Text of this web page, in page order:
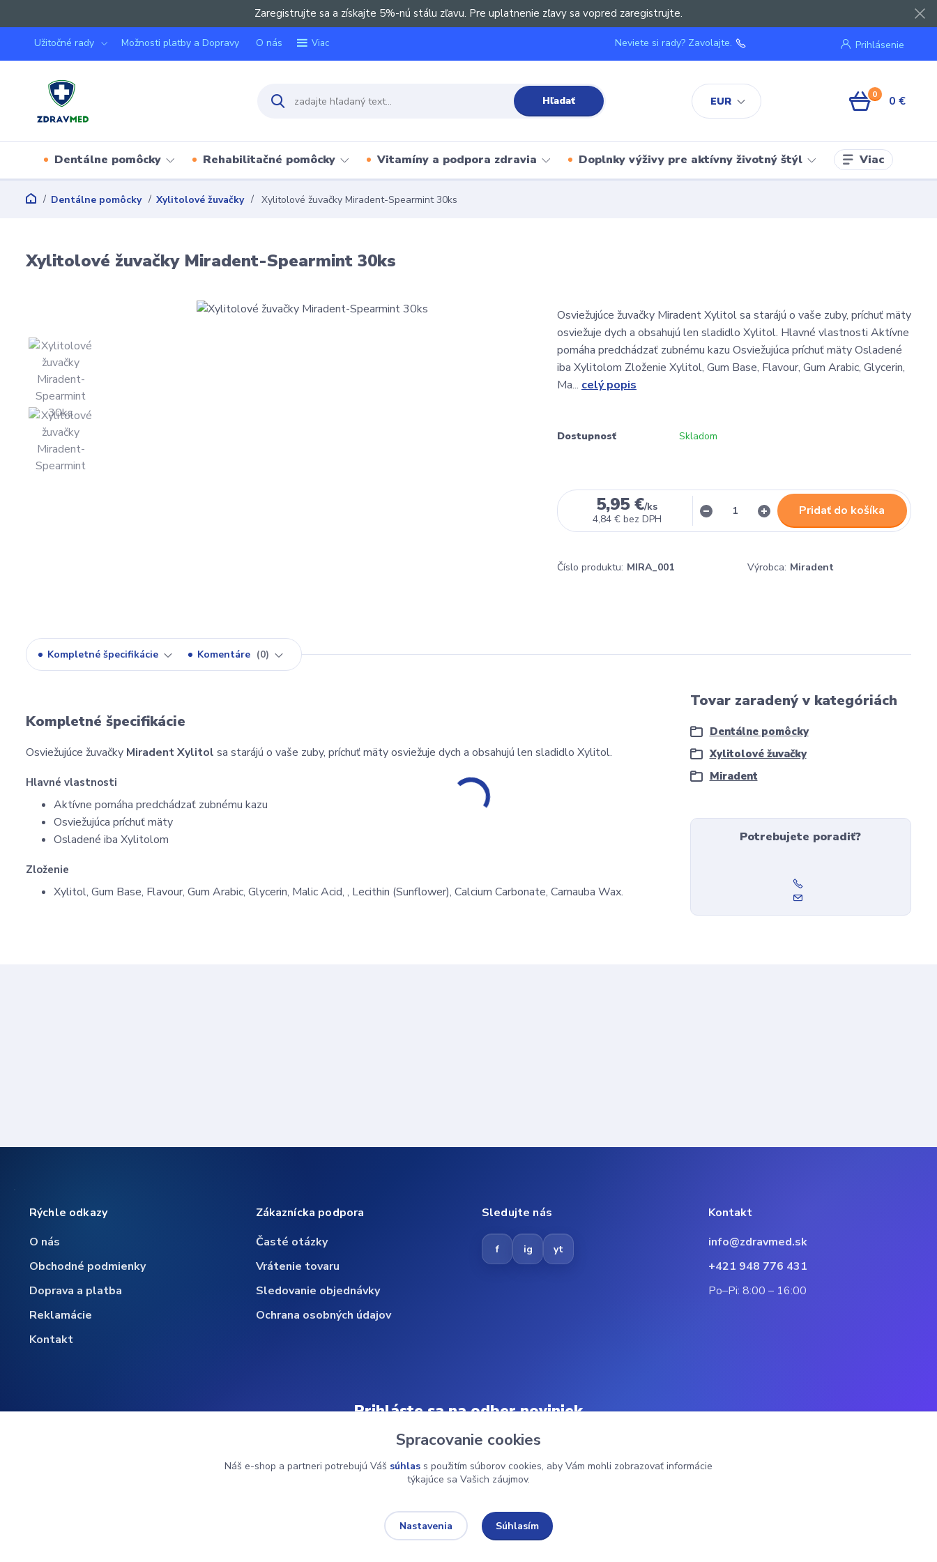
Zaregistrujte sa a získajte 5%-nú stálu zľavu. Pre uplatnenie zľavy sa vopred zaregistrujte.
Užitočné rady Možnosti platby a Dopravy O nás Viac
EUR
Prihlásenie
Hľadať
Neviete si rady? Zavolajte.
0 0 €
Dentálne pomôcky Rehabilitačné pomôcky Vitamíny a podpora zdravia Doplnky výživy pre aktívny životný štýl Viac
Dentálne pomôcky Xylitolové žuvačky Xylitolové žuvačky Miradent-Spearmint 30ks
Xylitolové žuvačky Miradent-Spearmint 30ks
Osviežujúce žuvačky Miradent Xylitol sa starájú o vaše zuby, príchuť mäty
osviežuje dych a obsahujú len sladidlo Xylitol. Hlavné vlastnosti Aktívne
pomáha predchádzať zubnému kazu Osviežujúca príchuť mäty Osladené
iba Xylitolom Zloženie Xylitol, Gum Base, Flavour, Gum Arabic, Glycerin,
Ma... celý popis
Dostupnosť Skladom
5,95 €/ks
4,84 € bez DPH
Pridať do košíka
Číslo produktu: MIRA_001 Výrobca: Miradent
Kompletné špecifikácie Komentáre 0
Kompletné špecifikácie
Osviežujúce žuvačky Miradent Xylitol sa starájú o vaše zuby, príchuť mäty osviežuje dych a obsahujú len sladidlo Xylitol.
Hlavné vlastnosti
Aktívne pomáha predchádzať zubnému kazu
Osviežujúca príchuť mäty
Osladené iba Xylitolom
Zloženie
Xylitol, Gum Base, Flavour, Gum Arabic, Glycerin, Malic Acid, , Lecithin (Sunflower), Calcium Carbonate, Carnauba Wax.
Tovar zaradený v kategóriách
Dentálne pomôcky
Xylitolové žuvačky
Miradent
Potrebujete poradiť?
Rýchle odkazy
O nás
Obchodné podmienky
Doprava a platba
Reklamácie
Kontakt
Zákaznícka podpora
Časté otázky
Vrátenie tovaru
Sledovanie objednávky
Ochrana osobných údajov
Sledujte nás
f ig yt
Kontakt
info@zdravmed.sk
+421 948 776 431
Po–Pi: 8:00 – 16:00
Prihláste sa na odber noviniek
© 2024 ZdravMed.sk | Všetky práva vyhradené
Spracovanie cookies
Náš e-shop a partneri potrebujú Váš súhlas s použitím súborov cookies, aby Vám mohli zobrazovať informácie
týkajúce sa Vašich záujmov.
Nastavenia Súhlasím